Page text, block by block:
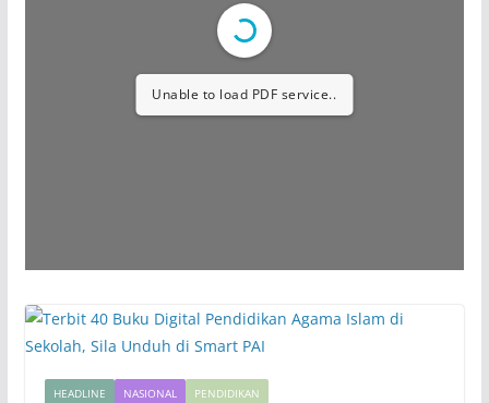
Unable to load PDF service..
HEADLINE NASIONAL PENDIDIKAN